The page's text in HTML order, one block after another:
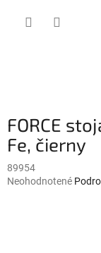
FORCE
Fe, čierny
89954
Priemerné
Neohodnotené